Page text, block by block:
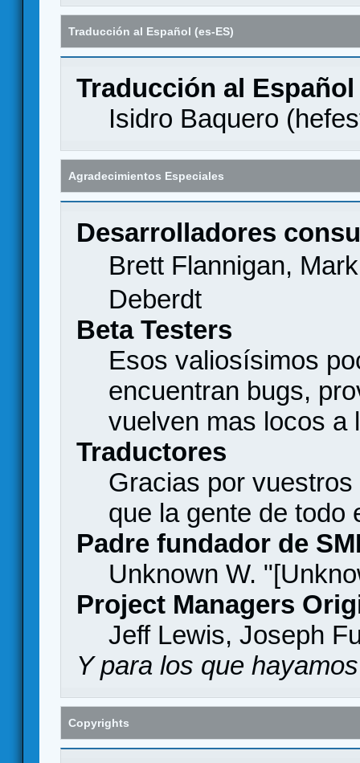
Traducción al Español (es-ES)
Traducción al Español
Isidro Baquero (
Agradecimientos Especiales
Desarrolladores
Brett Flannigan,
Deberdt
Beta Testers
Esos valiosísimos
encuentran bugs,
vuelven mas locos a
Traductores
Gracias por
que la gente de todo
Padre fundador de
Unknown W.
Project Managers
Jeff Lewis, Joseph
Y para los que
Copyrights